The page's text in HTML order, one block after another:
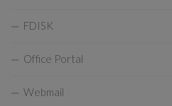
FDISK
Office Portal
Webmail